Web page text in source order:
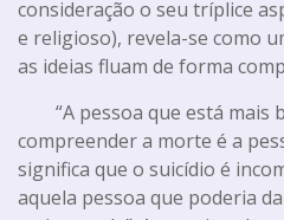
consideração o seu tríplice
e religioso), revela-se como
as ideias fluam de forma
“A pessoa que está mais
compreender a morte é a
significa que o suicídio é
aquela pessoa que poderia